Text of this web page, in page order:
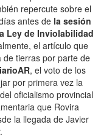
repercute sobre el
antes de la sesión
Ley de Inviolabilidad
el artículo que
de tierras por parte de
, el voto de los
por primera vez la
oficialismo provincial
que Rovira
la llegada de Javier